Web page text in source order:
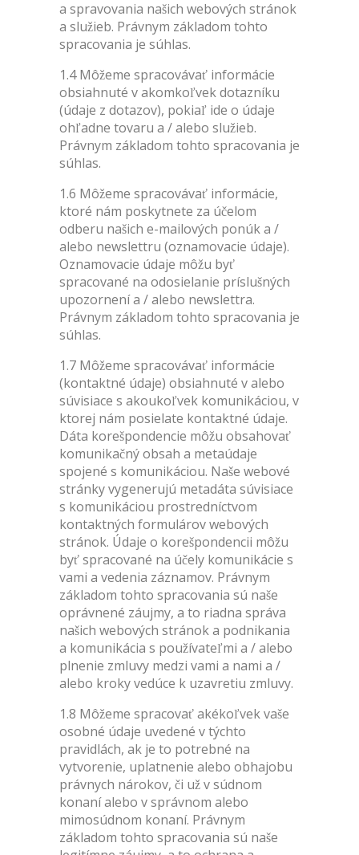
a spravovania našich webových stránok
a služieb. Právnym základom tohto
spracovania je súhlas.
1.4 Môžeme spracovávať informácie
obsiahnuté v akomkoľvek dotazníku
(údaje z dotazov), pokiaľ ide o údaje
ohľadne tovaru a / alebo služieb.
Právnym základom tohto spracovania je
súhlas.
1.6 Môžeme spracovávať informácie,
ktoré nám poskytnete za účelom
odberu našich e-mailových ponúk a /
alebo newslettru (oznamovacie údaje).
Oznamovacie údaje môžu byť
spracované na odosielanie príslušných
upozornení a / alebo newslettra.
Právnym základom tohto spracovania je
súhlas.
1.7 Môžeme spracovávať informácie
(kontaktné údaje) obsiahnuté v alebo
súvisiace s akoukoľvek komunikáciou, v
ktorej nám posielate kontaktné údaje.
Dáta korešpondencie môžu obsahovať
komunikačný obsah a metaúdaje
spojené s komunikáciou. Naše webové
stránky vygenerujú metadáta súvisiace
s komunikáciou prostredníctvom
kontaktných formulárov webových
stránok. Údaje o korešpondencii môžu
byť spracované na účely komunikácie s
vami a vedenia záznamov. Právnym
základom tohto spracovania sú naše
oprávnené záujmy, a to riadna správa
našich webových stránok a podnikania
a komunikácia s používateľmi a / alebo
plnenie zmluvy medzi vami a nami a /
alebo kroky vedúce k uzavretiu zmluvy.
1.8 Môžeme spracovať akékoľvek vaše
osobné údaje uvedené v týchto
pravidlách, ak je to potrebné na
vytvorenie, uplatnenie alebo obhajobu
právnych nárokov, či už v súdnom
konaní alebo v správnom alebo
mimosúdnom konaní. Právnym
základom tohto spracovania sú naše